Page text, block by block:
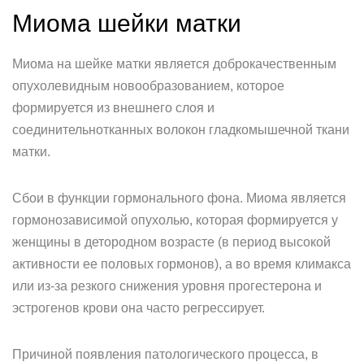
Миома шейки матки
Миома на шейке матки является доброкачественным
опухолевидным новообразованием, которое
формируется из внешнего слоя и
соединительнотканных волокон гладкомышечной ткани
матки.
Сбои в функции гормонального фона. Миома является
гормонозависимой опухолью, которая формируется у
женщины в детородном возрасте (в период высокой
активности ее половых гормонов), а во время климакса
или из-за резкого снижения уровня прогестерона и
эстрогенов крови она часто регрессирует.
Причиной появления патологического процесса, в